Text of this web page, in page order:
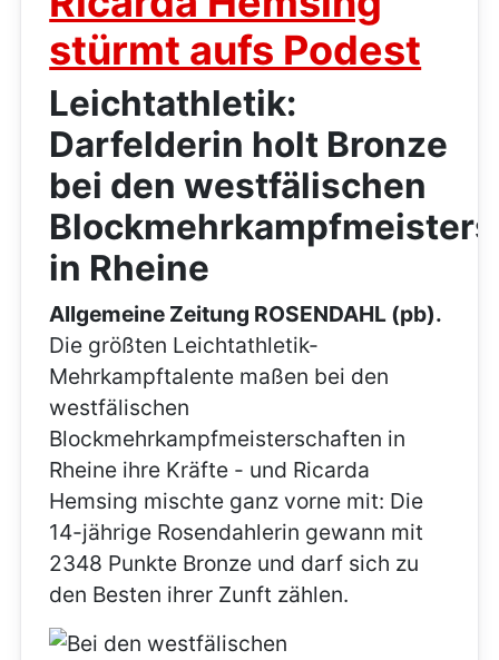
stürmt aufs Podest
Leichtathletik:
Darfelderin holt Bronze
bei den westfälischen
in Rheine
Allgemeine Zeitung ROSENDAHL (pb).
Die größten Leichtathletik-
Mehrkampftalente maßen bei den
westfälischen
Blockmehrkampfmeisterschaften in
Rheine ihre Kräfte - und Ricarda
Hemsing mischte ganz vorne mit: Die
14-jährige Rosendahlerin gewann mit
2348 Punkte Bronze und darf sich zu
den Besten ihrer Zunft zählen.